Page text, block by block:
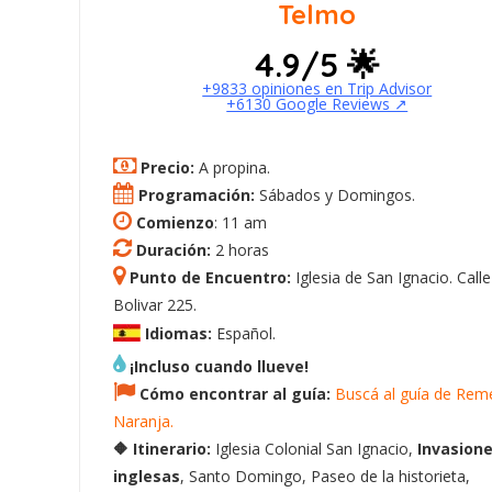
Telmo
4.9/5 🌟
+9833 opiniones en Trip Advisor
+6130 Google Reviews ↗️
Precio: A propina.
Programación: Sábados y Domingos.
Comienzo: 11 am
Duración: 2 horas
Punto de Encuentro: Iglesia de San Ignacio. Calle
Bolivar 225.
Idiomas: Español.
¡Incluso cuando llueve!
Cómo encontrar al guía: Buscá al guía de
Naranja.
🔶 Itinerario: Iglesia Colonial San Ignacio,
inglesas, Santo Domingo, Paseo de la historieta,